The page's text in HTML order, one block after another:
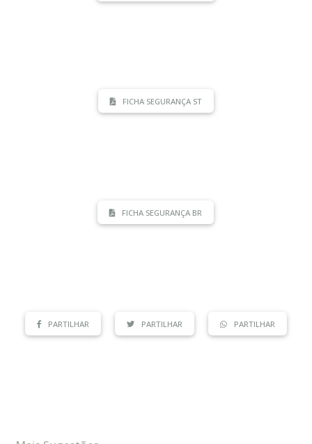
FICHA SEGURANÇA ST
FICHA SEGURANÇA BR
PARTILHAR PARTILHAR PARTILHAR